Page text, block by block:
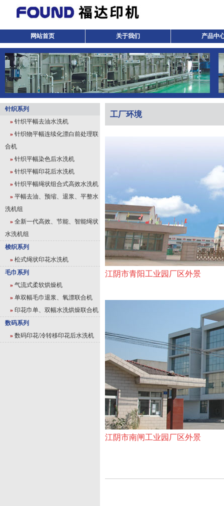
网站首页 关于我们 产品中
针织系列
» 针织平幅去油水洗机
» 针织物平幅连续化漂白前处理联
合机
» 针织平幅染色后水洗机
» 针织平幅印花后水洗机
» 针织平幅绳状组合式高效水洗机
» 平幅去油、预缩、退浆、平整水
洗机组
» 全新一代高效、节能、智能绳状
水洗机组
梭织系列
» 松式绳状印花水洗机
毛巾系列
» 气流式柔软烘燥机
» 单双幅毛巾退浆、氧漂联合机
» 印花巾单、双幅水洗烘燥联合机
数码系列
» 数码印花/冷转移印花后水洗机
工厂环境
江阴市青阳工业园厂区外景
江阴市南闸工业园厂区外景